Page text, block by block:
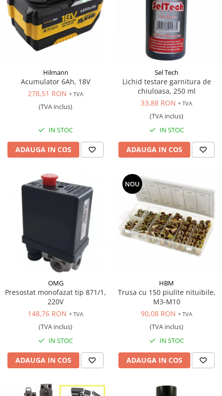
Hilmann
Acumulator 6Ah, 18V
278,51 RON + TVA
(TVA inclus)
IN STOC
ADAUGA IN COS
Sel Tech
Lichid testare garnitura de
chiuloasa, 250 ml
33,88 RON + TVA
(TVA inclus)
IN STOC
ADAUGA IN COS
OMG
Presostat monofazat tip 871/1,
220V
148,76 RON + TVA
(TVA inclus)
IN STOC
ADAUGA IN COS
NOU
HBM
Trusa cu 150 piulite nituibile,
M3-M10
90,08 RON + TVA
(TVA inclus)
IN STOC
ADAUGA IN COS